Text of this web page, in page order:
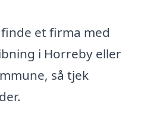
et firma med
i Horreby eller
så tjek